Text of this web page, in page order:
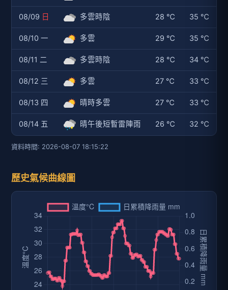
08/09 日 多雲時陰 28 ℃ 35 ℃
08/10 一 多雲 29 ℃ 35 ℃
08/11 二 多雲時陰 28 ℃ 34 ℃
08/12 三 多雲 27 ℃ 33 ℃
08/13 四 晴時多雲 27 ℃ 33 ℃
08/14 五 晴午後短暫雷陣雨 26 ℃ 32 ℃
資料時間: 2026-08-07 18:15:22
歷史氣候曲線圖